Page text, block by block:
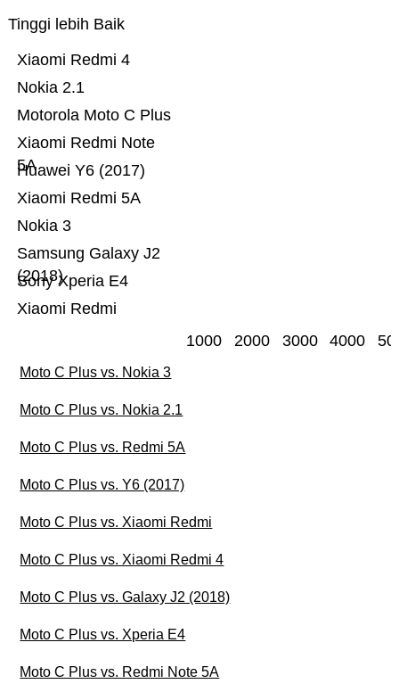
Tinggi lebih Baik
Xiaomi Redmi
Sony Xperia E4
Samsung Galaxy J2
(2018)
Nokia 3
Xiaomi Redmi 5A
Huawei Y6 (2017)
Xiaomi Redmi Note
5A
Motorola Moto C Plus
Nokia 2.1
Xiaomi Redmi 4
1000 2000 3000 4000
Moto C Plus vs. Nokia 3
Moto C Plus vs. Nokia 2.1
Moto C Plus vs. Redmi 5A
Moto C Plus vs. Y6 (2017)
Moto C Plus vs. Xiaomi Redmi
Moto C Plus vs. Xiaomi Redmi 4
Moto C Plus vs. Galaxy J2 (2018)
Moto C Plus vs. Xperia E4
Moto C Plus vs. Redmi Note 5A